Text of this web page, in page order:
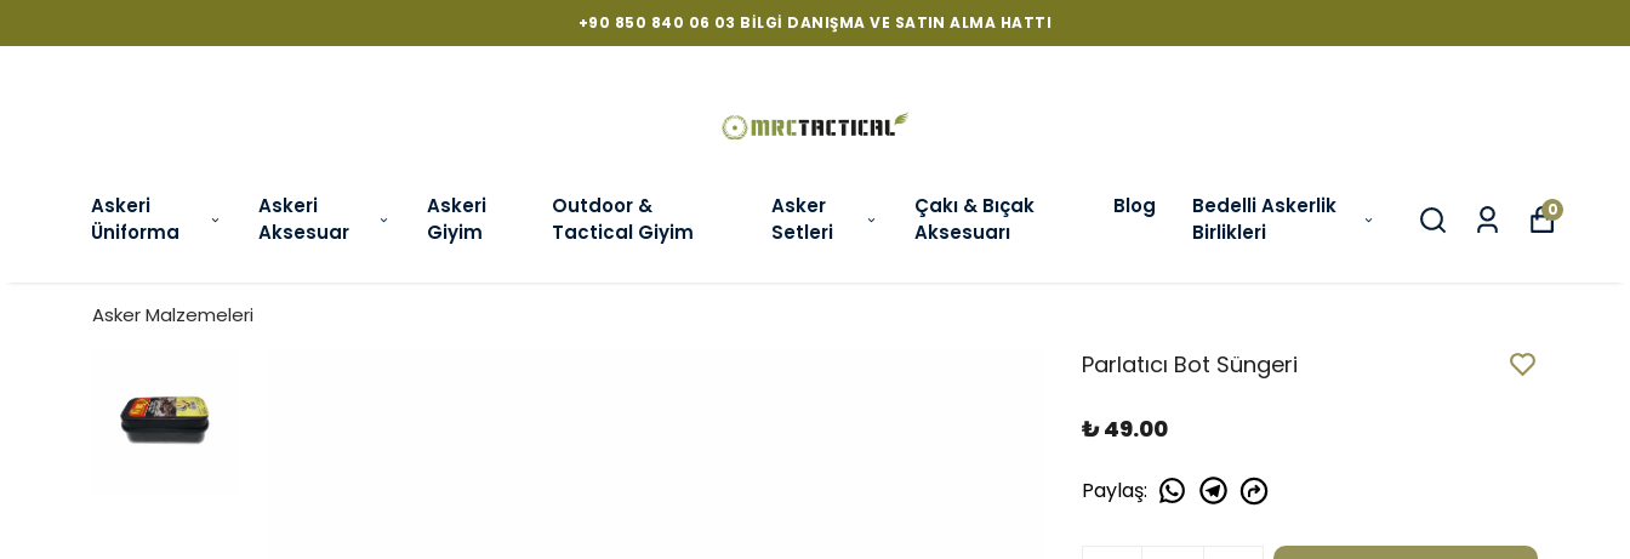
+90 850 840 06 03 BILGI DANIŞMA VE SATIN ALMA HATTI
Askeri
Üniforma
Askeri
Aksesuar
Askeri
Giyim
Outdoor &
Tactical Giyim
Asker
Setleri
Çakı & Bıçak
Aksesuarı
Blog
Bedelli Askerlik
Birlikleri
0
Asker Malzemeleri
Parlatıcı Bot Süngeri
₺ 49.00
Paylaş: